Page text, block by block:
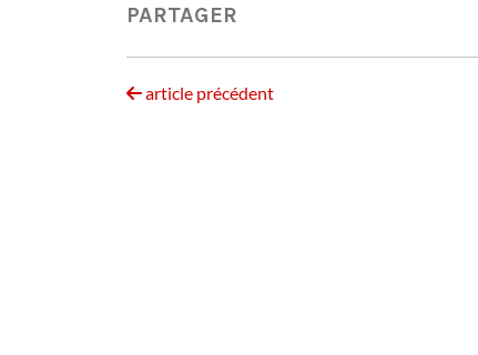
PARTAGER
article précédent